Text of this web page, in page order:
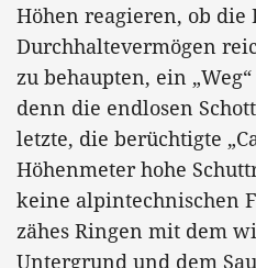
Höhen reagieren, ob
Durchhaltevermögen
zu behaupten, ein
denn die endlosen
letzte, die berüchtigte
Höhenmeter hohe
keine alpintechnischen
zähes Ringen mit dem
Untergrund und dem